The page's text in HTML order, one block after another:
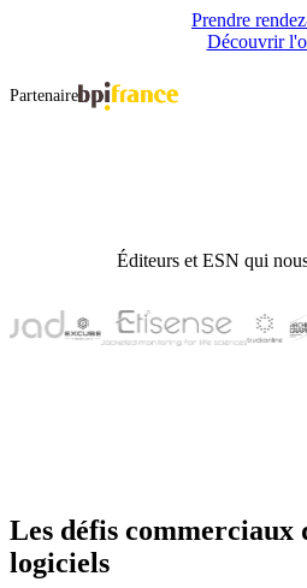
Prendre
Découvrir
Partenaire
Éditeurs et ESN qui
Les défis commerciaux
logiciels